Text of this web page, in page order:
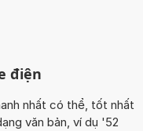
điện
nhất có thể, tốt nhất
văn bản, ví dụ '52